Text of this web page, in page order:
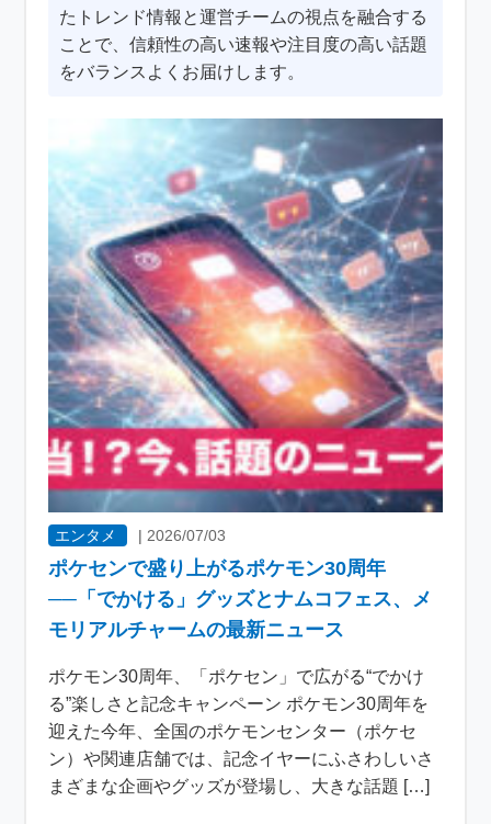
たトレンド情報と運営チームの視点を融合する
ことで、信頼性の高い速報や注目度の高い話題
をバランスよくお届けします。
エンタメ | 2026/07/03
ポケセンで盛り上がるポケモン30周年
──「でかける」グッズとナムコフェス、メ
モリアルチャームの最新ニュース
ポケモン30周年、「ポケセン」で広がる“でかけ
る”楽しさと記念キャンペーン ポケモン30周年を
迎えた今年、全国のポケモンセンター（ポケセ
ン）や関連店舗では、記念イヤーにふさわしいさ
まざまな企画やグッズが登場し、大きな話題 […]